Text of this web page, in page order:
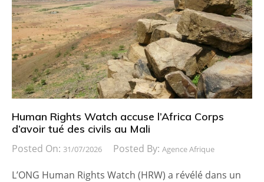
Human Rights Watch accuse l’Africa Corps
d’avoir tué des civils au Mali
Posted On: 31/07/2026 Posted By: Agence Afrique
L’ONG Human Rights Watch (HRW) a révélé dans un